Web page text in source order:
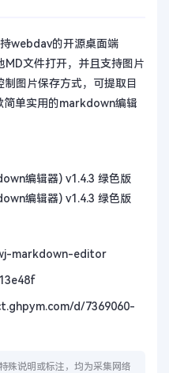
webdav的开源桌面端
文件打开，并且支持图片
图片保存方式，可提取目
简单实用的markdown编辑
markdown-editor
d/7369060-
殊说明或标注，均为采集网络